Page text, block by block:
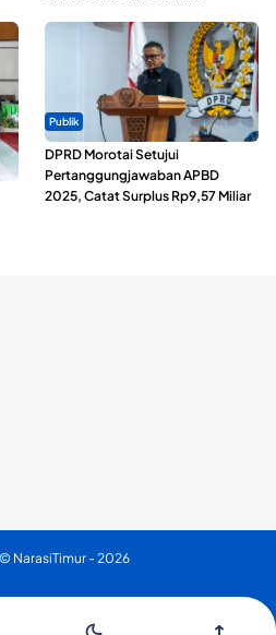
Publik
DPRD Morotai Setujui
Pertanggungjawaban APBD
2025, Catat Surplus Rp9,57 Miliar
NarasiTimur - 2026